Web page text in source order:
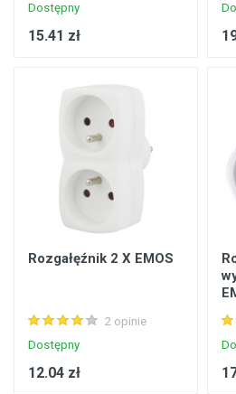
Dostępny
15.41 zł
Rozgałęźnik 2 X EMOS
2 opinie
Dostępny
12.04 zł